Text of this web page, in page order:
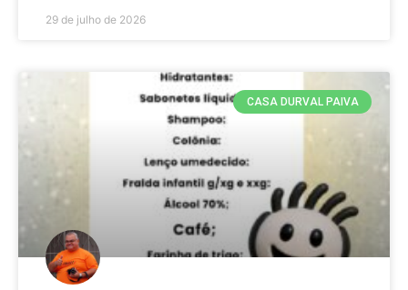
29 de julho de 2026
CASA DURVAL PAIVA